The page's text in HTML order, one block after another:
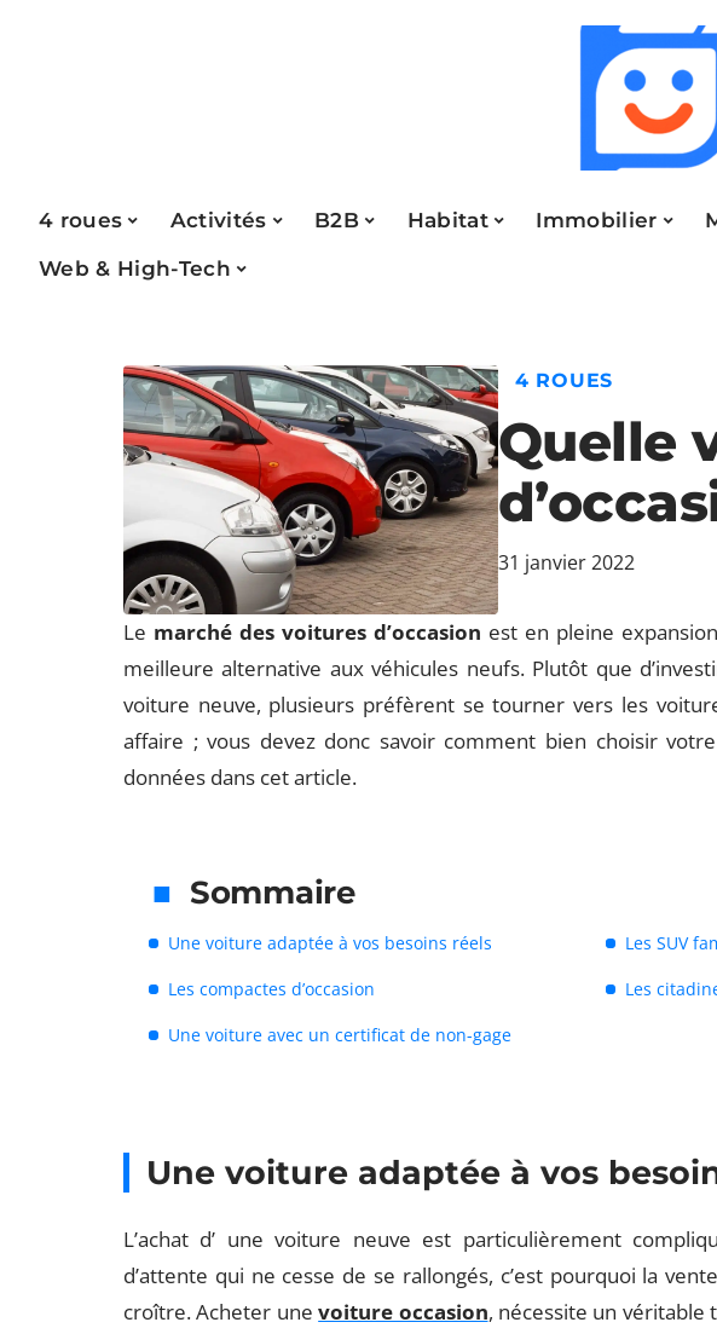
4 roues Activités B2B Habitat Immobilier
Web & High-Tech
4 ROUES
Quelle
31 janvier 2022
Le marché des voitures d’occasion est en pleine
meilleure alternative aux véhicules neufs. Plutôt que
voiture neuve, plusieurs préfèrent se tourner vers les
affaire ; vous devez donc savoir comment bien choisir
données dans cet article.
Sommaire
Une voiture adaptée à vos besoins réels
Les SUV
Les compactes d’occasion
Les
Une voiture avec un certificat de non-gage
Une voiture adaptée à vos
L’achat d’ une voiture neuve est particulièrement
d’attente qui ne cesse de se rallongés, c’est pourquoi la
croître. Acheter unevoiture occasion, nécessite un véritable